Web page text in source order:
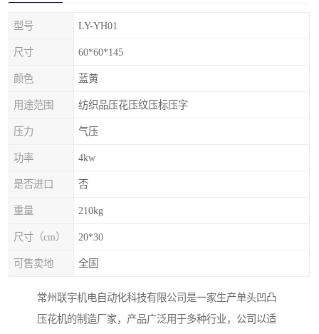
型号 LY-YH01
尺寸 60*60*145
颜色 蓝黄
用途范围 纺织品压花压纹压标压字
压力 气压
功率 4kw
是否进口 否
重量 210kg
尺寸（cm） 20*30
可售卖地 全国
常州联宇机电自动化科技有限公司是一家生产单头凹凸
压花机的制造厂家，产品广泛用于多种行业，公司以适